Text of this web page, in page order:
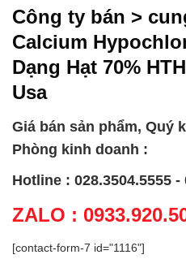
Công ty bán >
Calcium
Dạng Hạt 70%
Usa
Giá bán sản phẩm, Quý
Phòng kinh doanh :
Hotline : 028.3504.5555 -
ZALO :
[contact-form-7 id="1116"]